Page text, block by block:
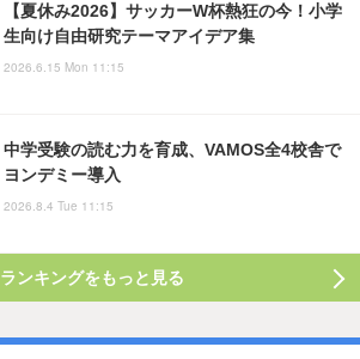
【夏休み2026】サッカーW杯熱狂の今！小学
生向け自由研究テーマアイデア集
2026.6.15 Mon 11:15
中学受験の読む力を育成、VAMOS全4校舎で
ヨンデミー導入
2026.8.4 Tue 11:15
ランキングをもっと見る